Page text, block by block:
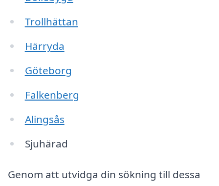
Trollhättan
Härryda
Göteborg
Falkenberg
Alingsås
Sjuhärad
Genom att utvidga din sökning till dessa